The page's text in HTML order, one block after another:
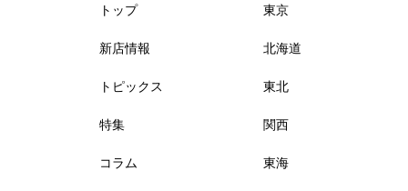
トップ
新店情報
トピックス
特集
コラム
東京
北海道
東北
関西
東海